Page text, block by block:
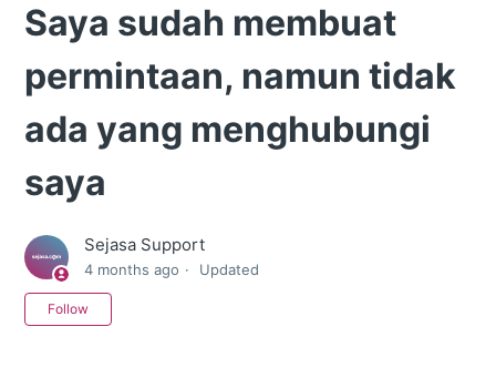
Saya sudah membuat
permintaan, namun tidak
ada yang menghubungi
saya
Sejasa Support
4 months ago Updated
Follow